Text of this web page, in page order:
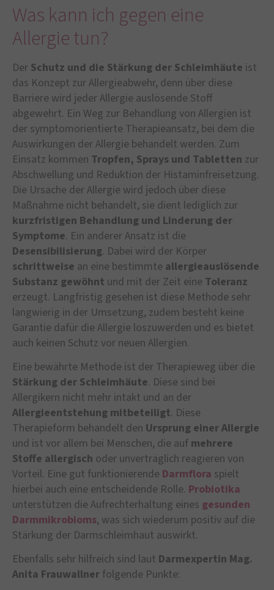
Was kann ich gegen eine
Allergie tun?
Der Schutz und die Stärkung der Schleimhäute ist
das Konzept zur Allergieabwehr, denn über diese
Barriere wird jeder Allergie auslösende Stoff
abgewehrt. Ein Weg zur Behandlung von Allergien ist
der symptomorientierte Therapieansatz, bei dem die
Auswirkungen der Allergie behandelt werden. Zum
Einsatz kommen Tropfen, Sprays und Tabletten zur
Abschwellung und Reduktion der Histaminfreisetzung.
Die Ursache der Allergie wird jedoch über diese
Maßnahme nicht behandelt, sie dient lediglich zur
kurzfristigen Behandlung und Linderung der
Symptome. Ein anderer Ansatz ist die
Desensibilisierung. Dabei wird der Körper
schrittweise an eine bestimmte allergieauslösende
Substanz gewöhnt und mit der Zeit eine Toleranz
erzeugt. Langfristig gesehen ist diese Methode sehr
langwierig in der Umsetzung, zudem besteht keine
Garantie dafür die Allergie loszuwerden und es bietet
auch keinen Schutz vor neuen Allergien.
Eine bewährte Methode ist der Therapieweg über die
Stärkung der Schleimhäute. Diese sind bei
Allergikern nicht mehr intakt und an der
Allergieentstehung mitbeteiligt. Diese
Therapieform behandelt den Ursprung einer Allergie
und ist vor allem bei Menschen, die auf mehrere
Stoffe allergisch oder unverträglich reagieren von
Vorteil. Eine gut funktionierende Darmflora spielt
hierbei auch eine entscheidende Rolle. Probiotika
unterstützen die Aufrechterhaltung eines gesunden
Darmmikrobioms, was sich wiederum positiv auf die
Stärkung der Darmschleimhaut auswirkt.
Ebenfalls sehr hilfreich sind laut Darmexpertin Mag.
Anita Frauwallner folgende Punkte: